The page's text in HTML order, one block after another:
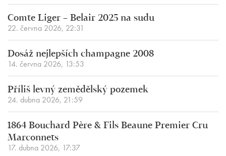
Comte Liger – Belair 2025 na sudu
22. června 2026, 22:31
Dosáž nejlepších champagne 2008
14. června 2026, 13:53
Příliš levný zemědělský pozemek
24. dubna 2026, 21:59
1864 Bouchard Père & Fils Beaune Premier Cru
Marconnets
17. dubna 2026, 17:37